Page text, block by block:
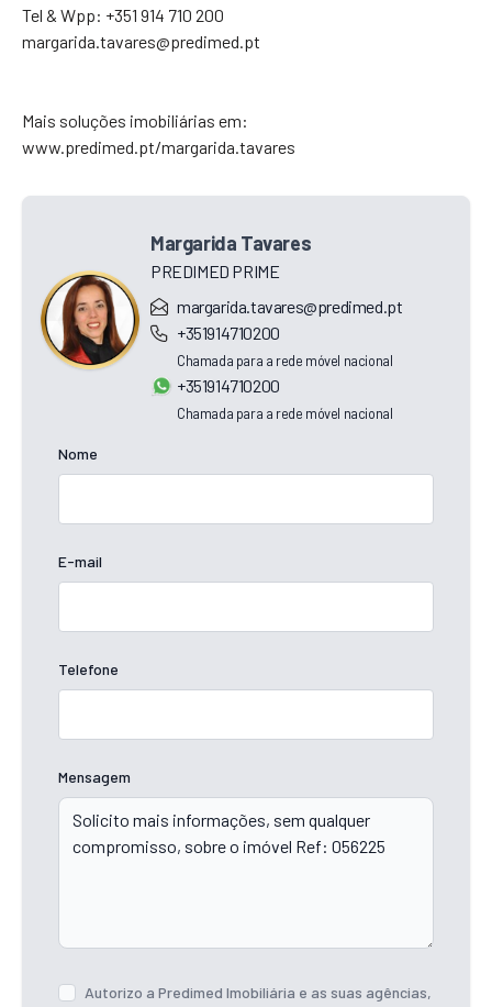
Tel & Wpp: +351 914 710 200
margarida.tavares@predimed.pt
Mais soluções imobiliárias em:
www.predimed.pt/margarida.tavares
Margarida Tavares
PREDIMED PRIME
margarida.tavares@predimed.pt
+351914710200
Chamada para a rede móvel nacional
+351914710200
Chamada para a rede móvel nacional
Nome
E-mail
Telefone
Mensagem
Autorizo a Predimed Imobiliária e as suas agências,